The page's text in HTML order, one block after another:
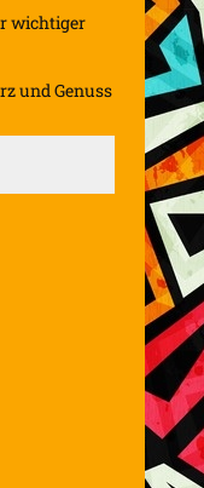
wichtiger
und Genuss